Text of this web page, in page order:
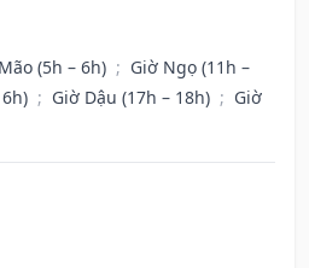
(5h – 6h) ; Giờ Ngọ (11h –
; Giờ Dậu (17h – 18h) ; Giờ